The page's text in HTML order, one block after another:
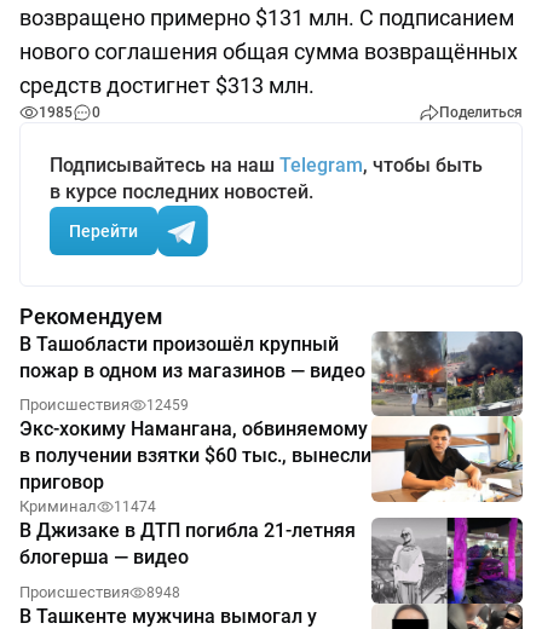
возвращено примерно $131 млн. С подписанием
нового соглашения общая сумма возвращённых
средств достигнет $313 млн.
1985 0 Поделиться
Подписывайтесь на наш Telegram, чтобы быть
в курсе последних новостей.
Перейти
Рекомендуем
В Ташобласти произошёл крупный
пожар в одном из магазинов — видео
Происшествия 12459
Экс-хокиму Намангана, обвиняемому
в получении взятки $60 тыс., вынесли
приговор
Криминал 11474
В Джизаке в ДТП погибла 21-летняя
блогерша — видео
Происшествия 8948
В Ташкенте мужчина вымогал у